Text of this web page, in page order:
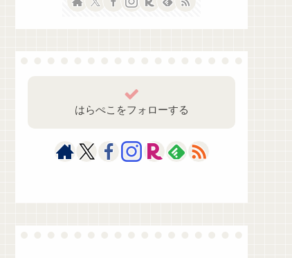
はらぺこをフォローする